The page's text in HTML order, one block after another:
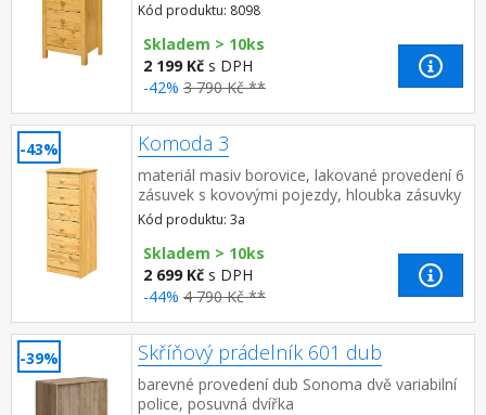
Kód produktu: 8098
Skladem > 10ks
2 199 Kč s DPH
-42% 3 790 Kč **
-43% Komoda 3
materiál masiv borovice, lakované provedení 6
zásuvek s kovovými pojezdy, hloubka zásuvky
27,5 cm
Kód produktu: 3a
Skladem > 10ks
2 699 Kč s DPH
-44% 4 790 Kč **
-39% Skříňový prádelník 601 dub
barevné provedení dub Sonoma dvě variabilní
police, posuvná dvířka